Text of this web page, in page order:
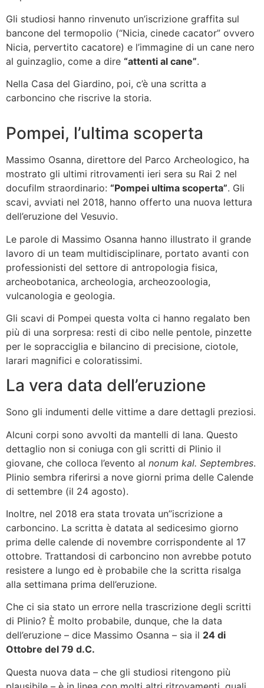
Gli studiosi hanno rinvenuto un’iscrizione graffita sul
bancone del termopolio (“Nicia, cinede cacator” ovvero
Nicia, pervertito cacatore) e l’immagine di un cane nero
al guinzaglio, come a dire “attenti al cane”.
Nella Casa del Giardino, poi, c’è una scritta a
carboncino che riscrive la storia.
Pompei, l’ultima scoperta
Massimo Osanna, direttore del Parco Archeologico, ha
mostrato gli ultimi ritrovamenti ieri sera su Rai 2 nel
docufilm straordinario: “Pompei ultima scoperta”. Gli
scavi, avviati nel 2018, hanno offerto una nuova lettura
dell’eruzione del Vesuvio.
Le parole di Massimo Osanna hanno illustrato il grande
lavoro di un team multidisciplinare, portato avanti con
professionisti del settore di antropologia fisica,
archeobotanica, archeologia, archeozoologia,
vulcanologia e geologia.
Gli scavi di Pompei questa volta ci hanno regalato ben
più di una sorpresa: resti di cibo nelle pentole, pinzette
per le sopracciglia e bilancino di precisione, ciotole,
larari magnifici e coloratissimi.
La vera data dell’eruzione
Sono gli indumenti delle vittime a dare dettagli preziosi.
Alcuni corpi sono avvolti da mantelli di lana. Questo
dettaglio non si coniuga con gli scritti di Plinio il
giovane, che colloca l’evento al nonum kal. Septembres.
Plinio sembra riferirsi a nove giorni prima delle Calende
di settembre (il 24 agosto).
Inoltre, nel 2018 era stata trovata un’’iscrizione a
carboncino. La scritta è datata al sedicesimo giorno
prima delle calende di novembre corrispondente al 17
ottobre. Trattandosi di carboncino non avrebbe potuto
resistere a lungo ed è probabile che la scritta risalga
alla settimana prima dell’eruzione.
Che ci sia stato un errore nella trascrizione degli scritti
di Plinio? È molto probabile, dunque, che la data
dell’eruzione – dice Massimo Osanna – sia il 24 di
Ottobre del 79 d.C.
Questa nuova data – che gli studiosi ritengono più